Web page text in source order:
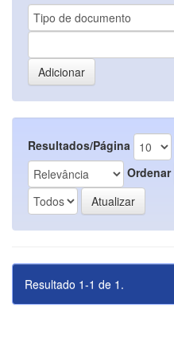
Resultados/Página
Ordenar
Resultado 1-1 de 1.